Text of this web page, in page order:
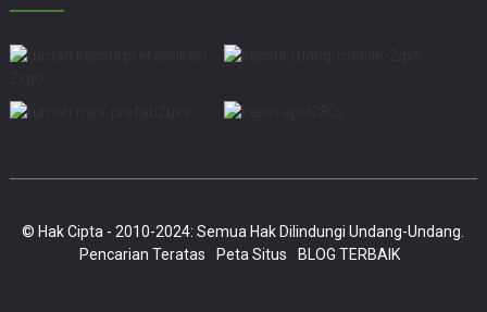
© Hak Cipta - 2010-2024: Semua Hak Dilindungi Undang-Undang.
Pencarian Teratas
Peta Situs BLOG TERBAIK